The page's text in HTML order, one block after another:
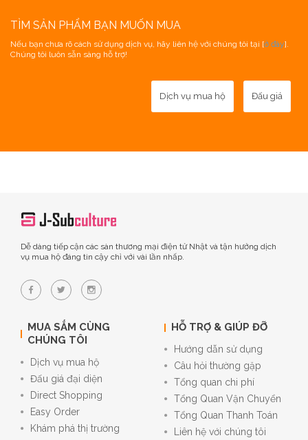
TÌM SẢN PHẨM BẠN MUỐN MUA
Nếu bạn chưa rõ cách sử dụng dịch vụ, hãy liên hệ với chúng tôi tại [ở đây].
Chúng tôi luôn sẵn sàng hỗ trợ!
Dịch vụ mua hộ Đấu giá
Dễ dàng tiếp cận các sàn thương mại điện tử Nhật và tận hưởng dịch
vụ mua hộ đáng tin cậy chỉ với vài lần nhấp.
MUA SẮM CÙNG
CHÚNG TÔI
Dịch vụ mua hộ
Đấu giá đại diện
Direct Shopping
Easy Order
Khám phá thị trường
HỖ TRỢ & GIÚP ĐỠ
Hướng dẫn sử dụng
Câu hỏi thường gặp
Tổng quan chi phí
Tổng Quan Vận Chuyển
Tổng Quan Thanh Toán
Liên hệ với chúng tôi